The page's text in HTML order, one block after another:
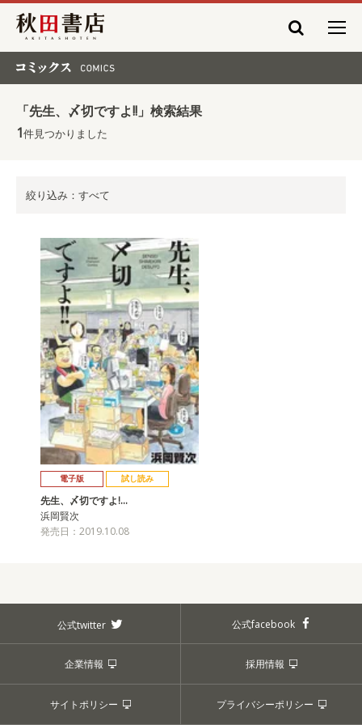
秋田書店
「先生、〆切ですよ!!」検索結果
1件見つかりました
絞り込み：すべて
電子版 試し読み
先生、〆切ですよ!…
浜岡賢次
発売日：2019.10.08
公式twitter 公式facebook
企業情報 採用情報
サイトポリシー プライバシーポリシー